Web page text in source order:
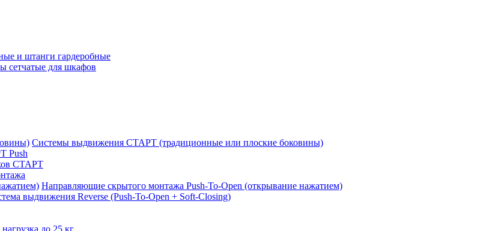
и штанги гардеробные
сетчатые для шкафов
Системы выдвижения СТАРТ (традиционные или плоские боковины)
Push
СТАРТ
Направляющие скрытого монтажа Push-To-Open (открывание нажатием)
выдвижения Reverse (Push-To-Open + Soft-Closing)
до 25 кг